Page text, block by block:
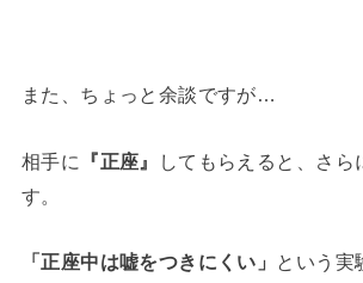
また、ちょっと余談ですが…
相手に 『正座』
してもらえると、さら
す。
「正座中は嘘をつきにくい」 という実